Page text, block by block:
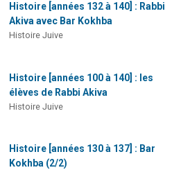
Histoire [années 132 à 140] : Rabbi
Akiva avec Bar Kokhba
Histoire Juive
Histoire [années 100 à 140] : les
élèves de Rabbi Akiva
Histoire Juive
Histoire [années 130 à 137] : Bar
Kokhba (2/2)